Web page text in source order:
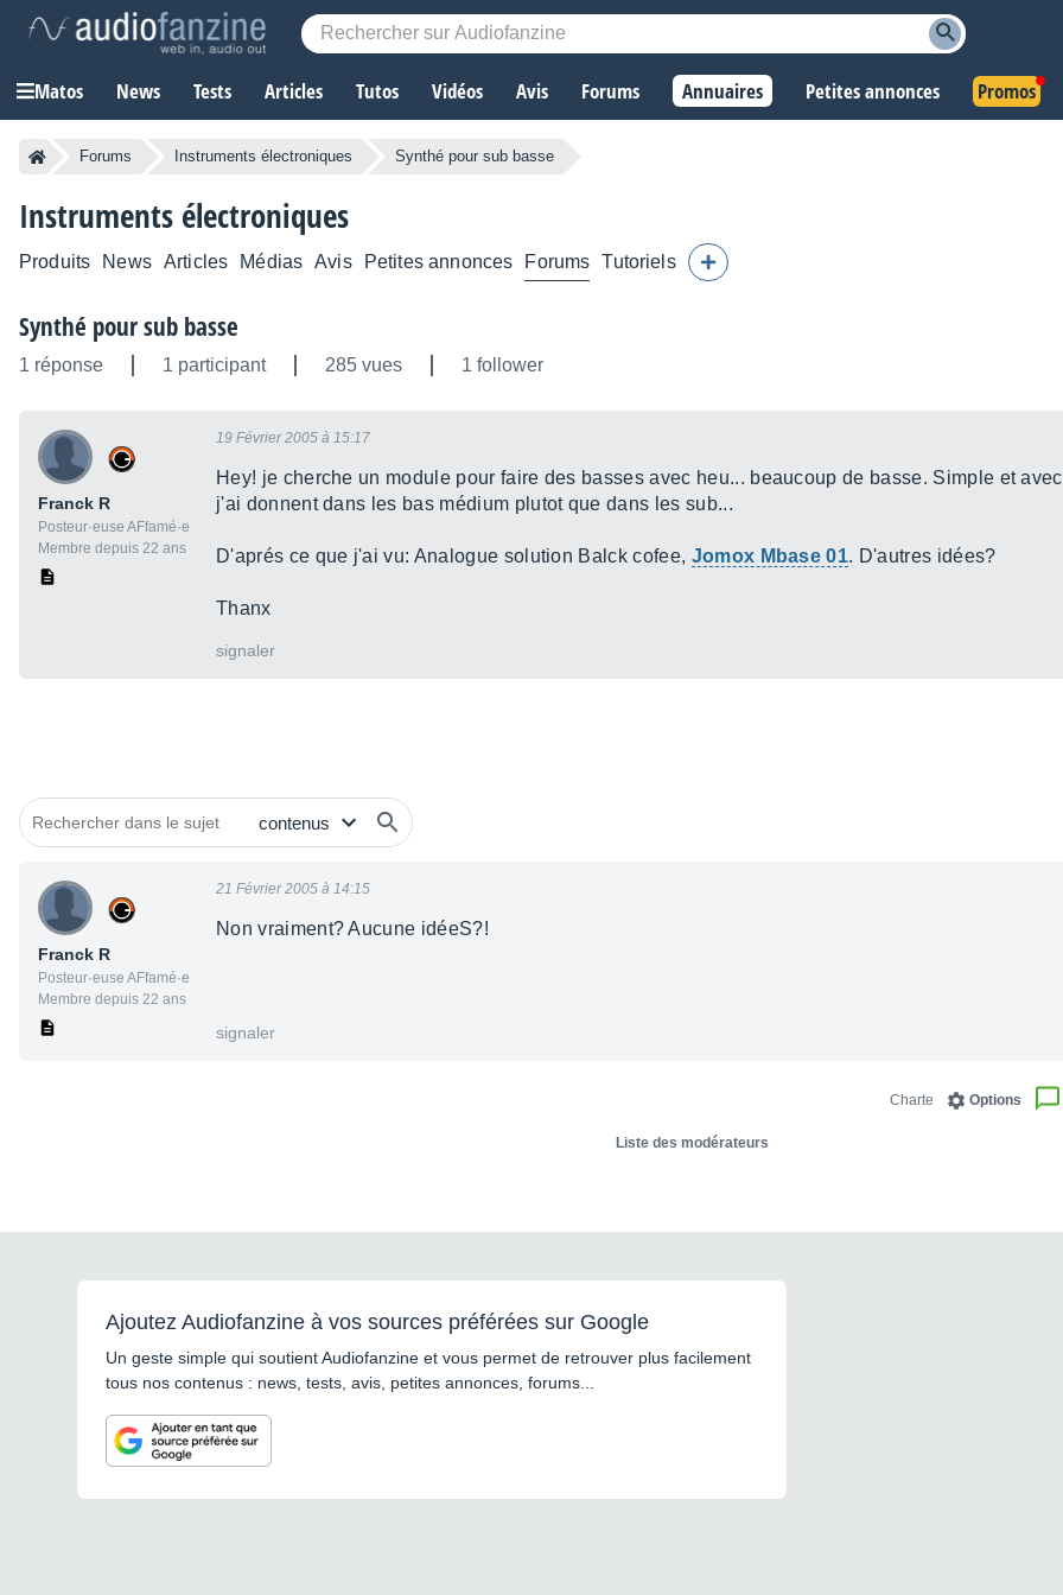
Matos News Tests Articles Tutos Vidéos Avis Forums Annuaires Petites annonces Promos
Forums Instruments électroniques Synthé pour sub basse
Instruments électroniques
Produits News Articles Médias Avis Petites annonces Forums Tutoriels
Synthé pour sub basse
1 réponse 1 participant 285 vues 1 follower
Franck R
Posteur·euse AFfamé·e
Membre depuis 22 ans
19 Février 2005 à 15:17
Hey! je cherche un module pour faire des basses avec heu... beaucoup de basse. Simple et
j'ai donnent dans les bas médium plutot que dans les sub...
D'aprés ce que j'ai vu: Analogue solution Balck cofee, Jomox Mbase 01. D'autres idées?
Thanx
signaler
Franck R
Posteur·euse AFfamé·e
Membre depuis 22 ans
21 Février 2005 à 14:15
Non vraiment? Aucune idéeS?!
signaler
Options
Charte
Liste des modérateurs
Ajoutez Audiofanzine à vos sources préférées sur Google
Un geste simple qui soutient Audiofanzine et vous permet de retrouver plus facilement
tous nos contenus : news, tests, avis, petites annonces, forums...